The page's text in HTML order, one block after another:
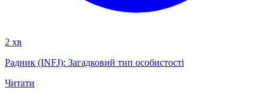
2 хв
Радник (INFJ): Загадковий тип особистості
Читати